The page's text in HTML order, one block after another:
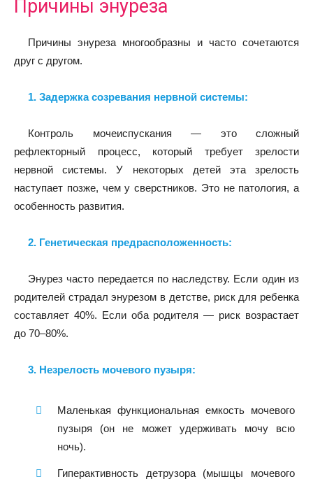
Причины энуреза
Причины энуреза многообразны и часто сочетаются
друг с другом.
1. Задержка созревания нервной системы:
Контроль мочеиспускания — это сложный
рефлекторный процесс, который требует зрелости
нервной системы. У некоторых детей эта зрелость
наступает позже, чем у сверстников. Это не патология, а
особенность развития.
2. Генетическая предрасположенность:
Энурез часто передается по наследству. Если один из
родителей страдал энурезом в детстве, риск для ребенка
составляет 40%. Если оба родителя — риск возрастает
до 70–80%.
3. Незрелость мочевого пузыря:
Маленькая функциональная емкость мочевого
пузыря (он не может удерживать мочу всю
ночь).
Гиперактивность детрузора (мышцы мочевого